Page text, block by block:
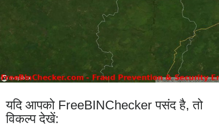
यदि आपको FreeBINChecker पसंद है, तो
विकल्प देखें: